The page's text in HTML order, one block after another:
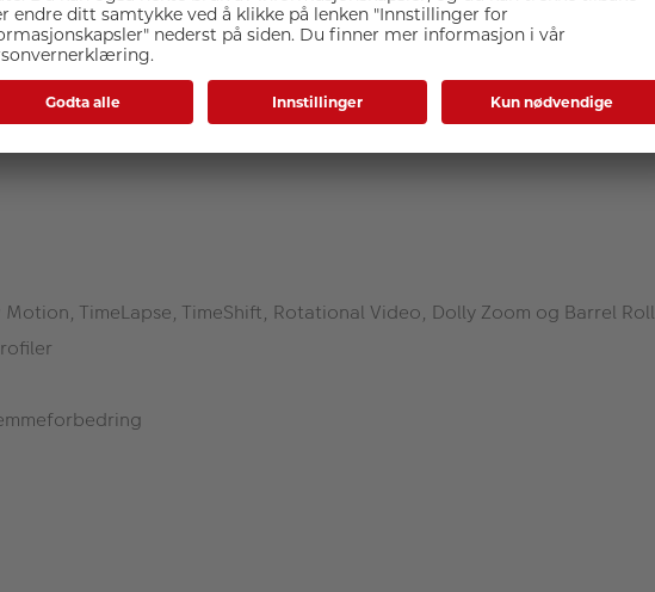
med Leica
blenderåpning
TimeLapse, TimeShift, Rotational Video, Dolly Zoom og Barrel Roll